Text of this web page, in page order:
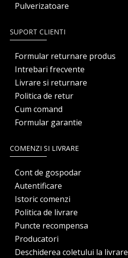
Pulverizatoare
SUPORT CLIENTI
Formular returnare produs
Intrebari frecvente
Livrare si returnare
Politica de retur
Cum comand
Formular garantie
COMENZI SI LIVRARE
Cont de gospodar
Autentificare
Istoric comenzi
Politica de livrare
Puncte recompensa
Producatori
Deschiderea coletului la livrare